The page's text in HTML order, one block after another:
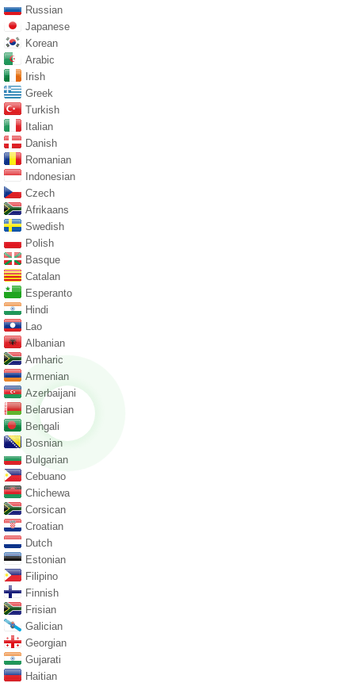
Russian
Japanese
Korean
Arabic
Irish
Greek
Turkish
Italian
Danish
Romanian
Indonesian
Czech
Afrikaans
Swedish
Polish
Basque
Catalan
Esperanto
Hindi
Lao
Albanian
Amharic
Armenian
Azerbaijani
Belarusian
Bengali
Bosnian
Bulgarian
Cebuano
Chichewa
Corsican
Croatian
Dutch
Estonian
Filipino
Finnish
Frisian
Galician
Georgian
Gujarati
Haitian